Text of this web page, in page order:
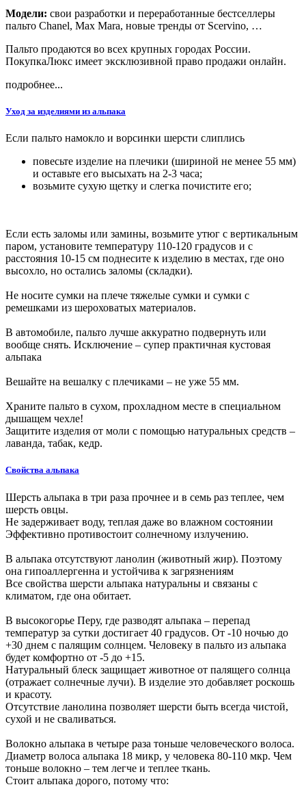
Модели: свои разработки и переработанные бестселлеры
пальто Chanel, Max Mara, новые тренды от Scervino, …
Пальто продаются во всех крупных городах России.
ПокупкаЛюкс имеет эксклюзивной право продажи онлайн.
подробнее...
Уход за изделиями из альпака
Если пальто намокло и ворсинки шерсти слиплись
повесьте изделие на плечики (шириной не менее 55 мм)
и оставьте его высыхать на 2-3 часа;
возьмите сухую щетку и слегка почистите его;
Если есть заломы или замины, возьмите утюг с вертикальным
паром, установите температуру 110-120 градусов и с
расстояния 10-15 см поднесите к изделию в местах, где оно
высохло, но остались заломы (складки).
Не носите сумки на плече тяжелые сумки и сумки с
ремешками из шероховатых материалов.
В автомобиле, пальто лучше аккуратно подвернуть или
вообще снять. Исключение – супер практичная кустовая
альпака
Вешайте на вешалку с плечиками – не уже 55 мм.
Храните пальто в сухом, прохладном месте в специальном
дышащем чехле!
Защитите изделия от моли с помощью натуральных средств –
лаванда, табак, кедр.
Свойства альпака
Шерсть альпака в три раза прочнее и в семь раз теплее, чем
шерсть овцы.
Не задерживает воду, теплая даже во влажном состоянии
Эффективно противостоит солнечному излучению.
В альпака отсутствуют ланолин (животный жир). Поэтому
она гипоаллергенна и устойчива к загрязнениям
Все свойства шерсти альпака натуральны и связаны с
климатом, где она обитает.
В высокогорье Перу, где разводят альпака – перепад
температур за сутки достигает 40 градусов. От -10 ночью до
+30 днем с палящим солнцем. Человеку в пальто из альпака
будет комфортно от -5 до +15.
Натуральный блеск защищает животное от палящего солнца
(отражает солнечные лучи). В изделие это добавляет роскошь
и красоту.
Отсутствие ланолина позволяет шерсти быть всегда чистой,
сухой и не сваливаться.
Волокно альпака в четыре раза тоньше человеческого волоса.
Диаметр волоса альпака 18 микр, у человека 80-110 мкр. Чем
тоньше волокно – тем легче и теплее ткань.
Стоит альпака дорого, потому что: